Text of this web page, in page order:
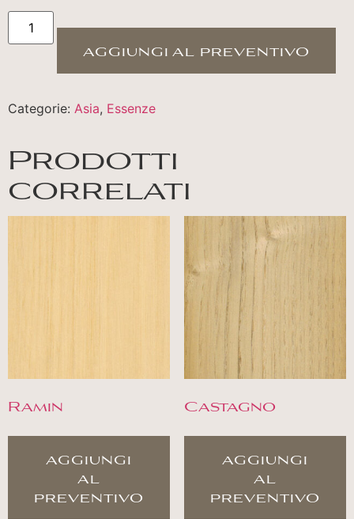
aggiungi al preventivo
Categorie: Asia, Essenze
Prodotti
correlati
Ramin
aggiungi
al
preventivo
Castagno
aggiungi
al
preventivo